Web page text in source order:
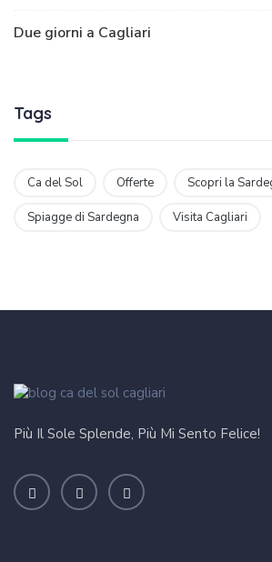
Due giorni a Cagliari
Tags
Ca del Sol Offerte Scopri la
Spiagge di Sardegna Visita Cagliari
Più Il Sole Splende, Più Mi Sento Felice!